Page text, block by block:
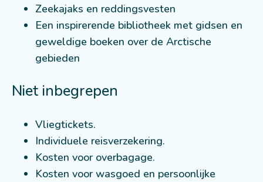
Zeekajaks en reddingsvesten
Een inspirerende bibliotheek met gidsen en
geweldige boeken over de Arctische
gebieden
Niet inbegrepen
Vliegtickets.
Individuele reisverzekering.
Kosten voor overbagage.
Kosten voor wasgoed en persoonlijke